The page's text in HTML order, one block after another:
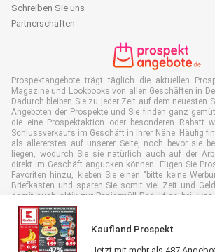
Kaufland Prospekt
Schreiben Sie uns
Partnerschaften
Prospektangebote trägt täglich die aktuellen
Magazine und Lookbooks von allen Geschäften in
Dadurch bleiben Sie zu jeder Zeit auf dem neuesten
Angeboten der Prospekte und Sie finden ganz
die eine Prospektaktion oder besonderen Rabatt
Schlussverkaufs im Geschäft in Ihrer Nähe. Häufig
als allererstes auf unserer Seite, noch bevor sie
liegen, wodurch Sie sie natürlich auch auf der
direkt im Geschäft angucken können. Fügen Sie
Favoriten hinzu, kleben Sie einen "bitte keine
Briefkasten und sparen Sie somit viel Zeit und
damit auch aktiv zur Papiermüll Reduktion bei,
ist.